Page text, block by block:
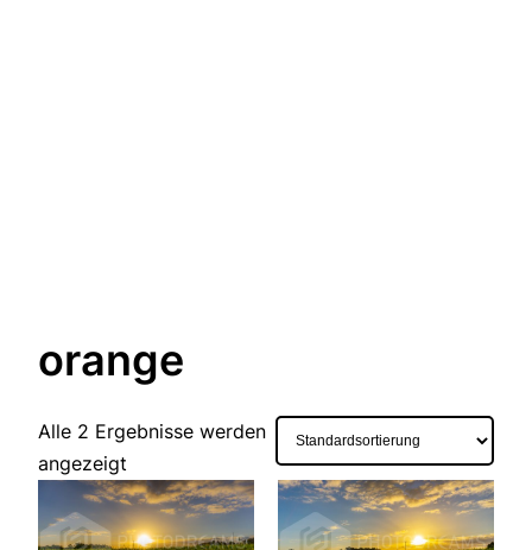
orange
Alle 2 Ergebnisse werden
angezeigt